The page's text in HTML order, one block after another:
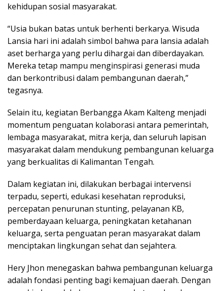
kehidupan sosial masyarakat.
“Usia bukan batas untuk berhenti berkarya. Wisuda
Lansia hari ini adalah simbol bahwa para lansia adalah
aset berharga yang perlu dihargai dan diberdayakan.
Mereka tetap mampu menginspirasi generasi muda
dan berkontribusi dalam pembangunan daerah,”
tegasnya.
Selain itu, kegiatan Berbangga Akam Kalteng menjadi
momentum penguatan kolaborasi antara pemerintah,
lembaga masyarakat, mitra kerja, dan seluruh lapisan
masyarakat dalam mendukung pembangunan keluarga
yang berkualitas di Kalimantan Tengah.
Dalam kegiatan ini, dilakukan berbagai intervensi
terpadu, seperti, edukasi kesehatan reproduksi,
percepatan penurunan stunting, pelayanan KB,
pemberdayaan keluarga, peningkatan ketahanan
keluarga, serta penguatan peran masyarakat dalam
menciptakan lingkungan sehat dan sejahtera.
Hery Jhon menegaskan bahwa pembangunan keluarga
adalah fondasi penting bagi kemajuan daerah. Dengan